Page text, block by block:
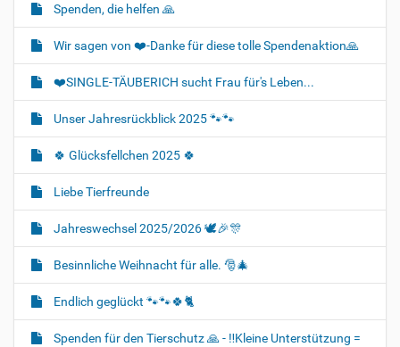
Spenden, die helfen 🙏
Wir sagen von ❤️-Danke für diese tolle Spendenaktion🙏
❤️SINGLE-TÄUBERICH sucht Frau für's Leben...
Unser Jahresrückblick 2025 🐾🐾
🍀 Glücksfellchen 2025 🍀
Liebe Tierfreunde
Jahreswechsel 2025/2026 🕊🎉🎊
Besinnliche Weihnacht für alle. 🎅🎄
Endlich geglückt 🐾🐾🍀🐈‍
Spenden für den Tierschutz 🙏 - ‼️Kleine Unterstützung =